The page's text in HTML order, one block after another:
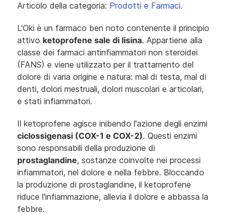
Articolo della categoria: Prodotti e Farmaci.
L'Oki è un farmaco ben noto contenente il principio
attivo ketoprofene sale di lisina. Appartiene alla
classe dei farmaci antinfiammatori non steroidei
(FANS) e viene utilizzato per il trattamento del
dolore di varia origine e natura: mal di testa, mal di
denti, dolori mestruali, dolori muscolari e articolari,
e stati infiammatori.
Il ketoprofene agisce inibendo l'azione degli enzimi
ciclossigenasi (COX-1 e COX-2). Questi enzimi
sono responsabili della produzione di
prostaglandine, sostanze coinvolte nei processi
infiammatori, nel dolore e nella febbre. Bloccando
la produzione di prostaglandine, il ketoprofene
riduce l'infiammazione, allevia il dolore e abbassa la
febbre.